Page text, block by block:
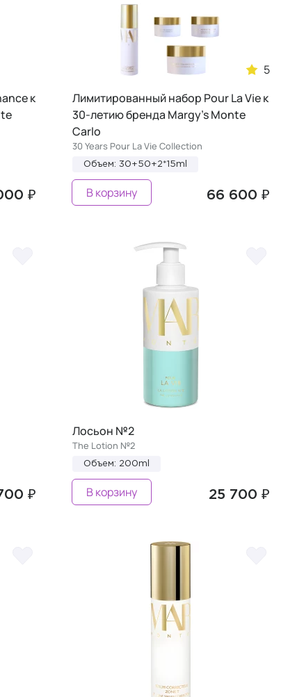
к
₽
5
Лимитированный набор Pour La Vie к
30-летию бренда Margy's Monte
Carlo
30 Years Pour La Vie Collection
Объем: 30+50+2*15ml
66 600 ₽
В корзину
₽
Лосьон №2
The Lotion №2
Объем: 200ml
25 700 ₽
В корзину